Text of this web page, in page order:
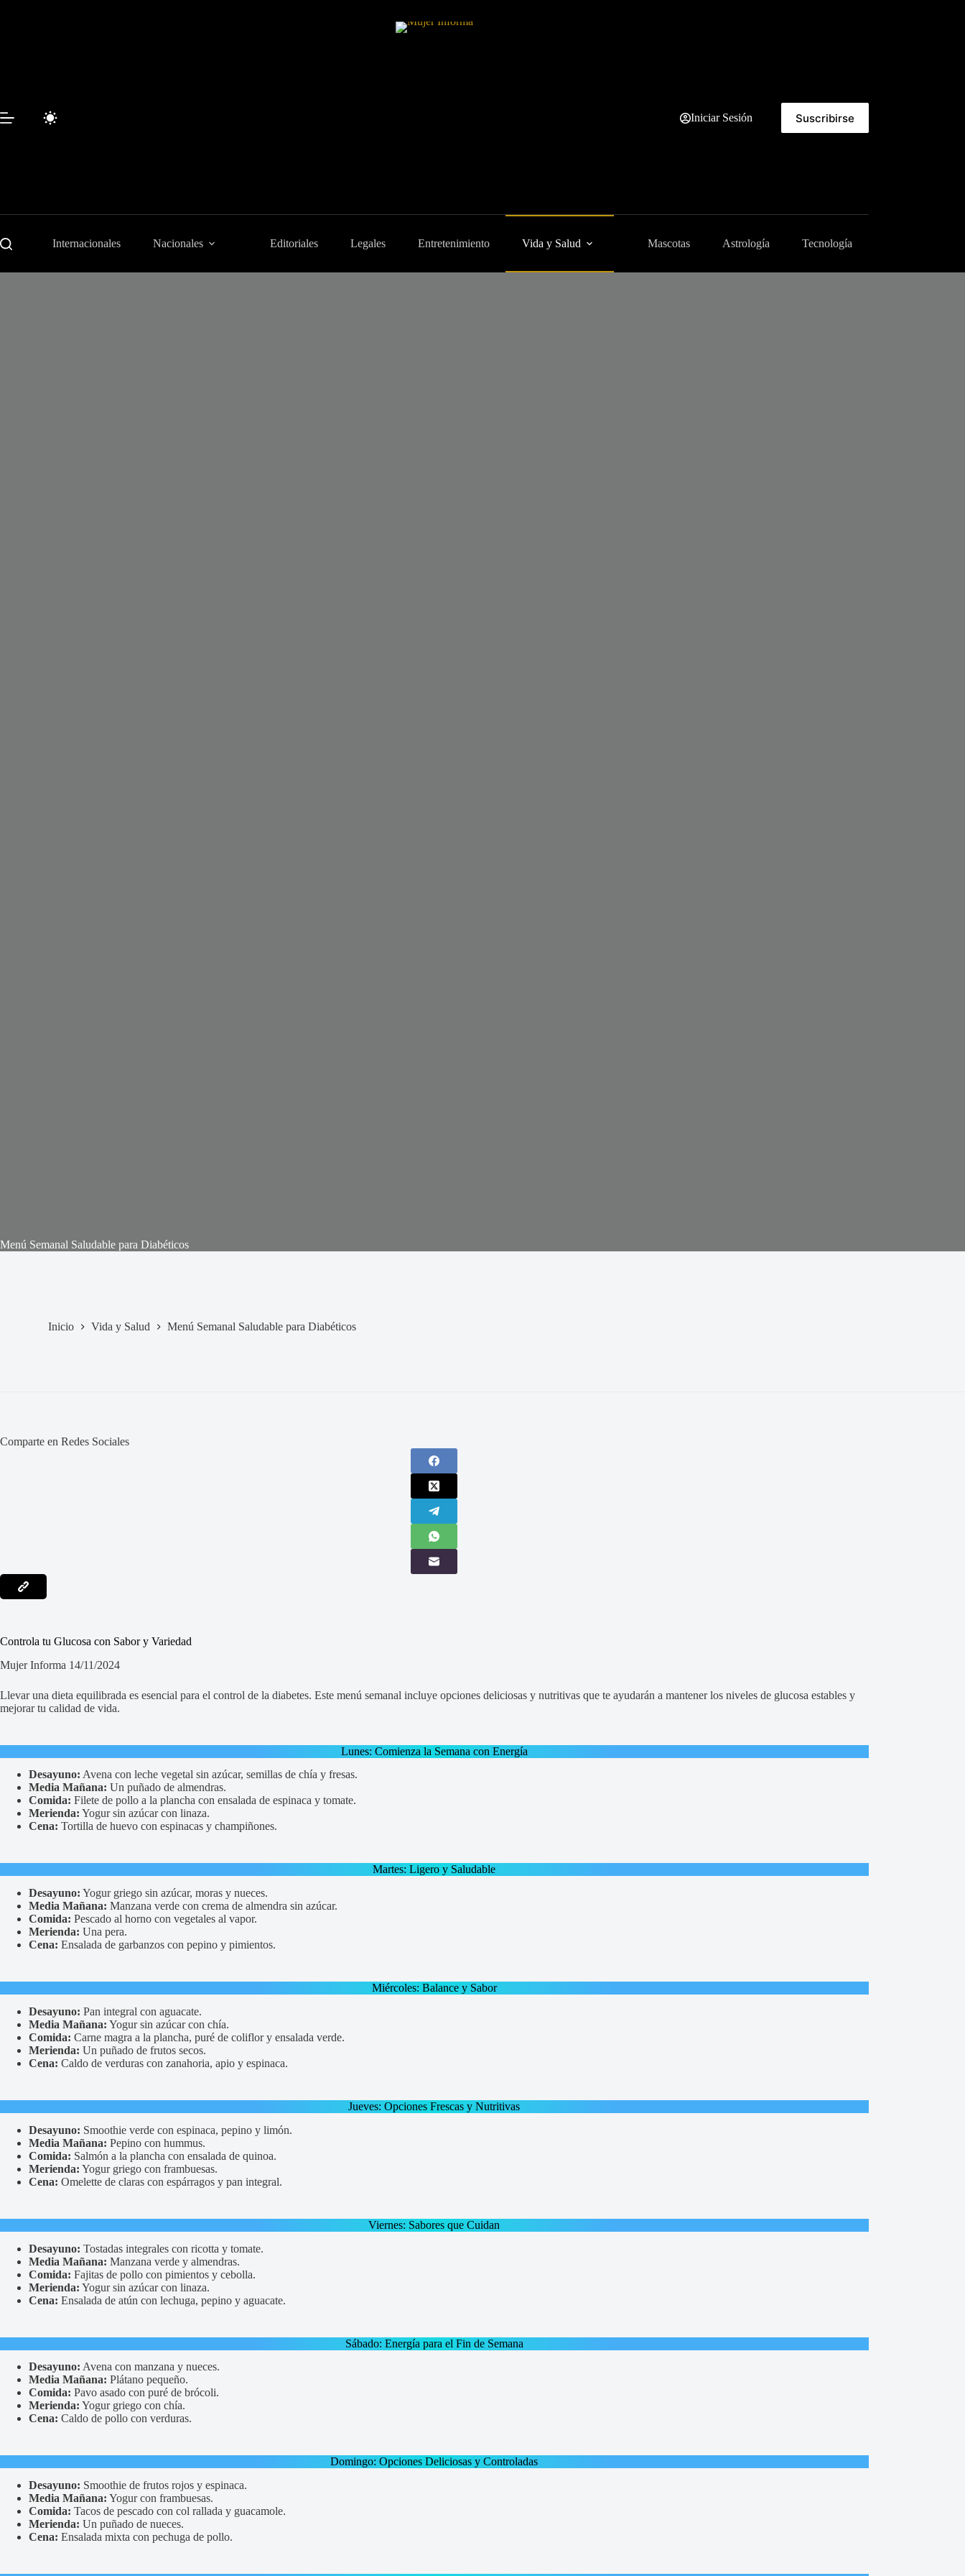
Iniciar Sesión Suscribirse
Internacionales Nacionales Editoriales Legales Entretenimiento Vida y Salud Mascotas Astrología Tecnología
Menú Semanal Saludable para Diabéticos
Inicio Vida y Salud Menú Semanal Saludable para Diabéticos
Comparte en Redes Sociales
Controla tu Glucosa con Sabor y Variedad
Mujer Informa 14/11/2024
Llevar una dieta equilibrada es esencial para el control de la diabetes. Este menú semanal incluye opciones deliciosas y nutritivas que te ayudarán a mantener los niveles de glucosa estables y
mejorar tu calidad de vida.
Lunes: Comienza la Semana con Energía
Desayuno: Avena con leche vegetal sin azúcar, semillas de chía y fresas.
Media Mañana: Un puñado de almendras.
Comida: Filete de pollo a la plancha con ensalada de espinaca y tomate.
Merienda: Yogur sin azúcar con linaza.
Cena: Tortilla de huevo con espinacas y champiñones.
Martes: Ligero y Saludable
Desayuno: Yogur griego sin azúcar, moras y nueces.
Media Mañana: Manzana verde con crema de almendra sin azúcar.
Comida: Pescado al horno con vegetales al vapor.
Merienda: Una pera.
Cena: Ensalada de garbanzos con pepino y pimientos.
Miércoles: Balance y Sabor
Desayuno: Pan integral con aguacate.
Media Mañana: Yogur sin azúcar con chía.
Comida: Carne magra a la plancha, puré de coliflor y ensalada verde.
Merienda: Un puñado de frutos secos.
Cena: Caldo de verduras con zanahoria, apio y espinaca.
Jueves: Opciones Frescas y Nutritivas
Desayuno: Smoothie verde con espinaca, pepino y limón.
Media Mañana: Pepino con hummus.
Comida: Salmón a la plancha con ensalada de quinoa.
Merienda: Yogur griego con frambuesas.
Cena: Omelette de claras con espárragos y pan integral.
Viernes: Sabores que Cuidan
Desayuno: Tostadas integrales con ricotta y tomate.
Media Mañana: Manzana verde y almendras.
Comida: Fajitas de pollo con pimientos y cebolla.
Merienda: Yogur sin azúcar con linaza.
Cena: Ensalada de atún con lechuga, pepino y aguacate.
Sábado: Energía para el Fin de Semana
Desayuno: Avena con manzana y nueces.
Media Mañana: Plátano pequeño.
Comida: Pavo asado con puré de brócoli.
Merienda: Yogur griego con chía.
Cena: Caldo de pollo con verduras.
Domingo: Opciones Deliciosas y Controladas
Desayuno: Smoothie de frutos rojos y espinaca.
Media Mañana: Yogur con frambuesas.
Comida: Tacos de pescado con col rallada y guacamole.
Merienda: Un puñado de nueces.
Cena: Ensalada mixta con pechuga de pollo.